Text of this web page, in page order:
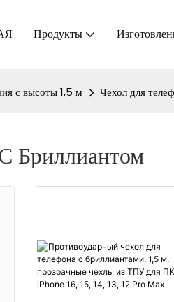
Продукты
с высоты 1,5 м Чехол для
Бриллиантом